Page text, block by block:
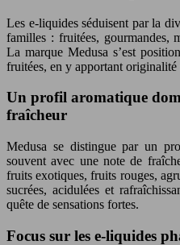
Les e-liquides séduisent par la
familles : fruitées, gourmandes,
La marque Medusa s’est
fruitées, en y apportant originalité
Un profil aromatique
fraîcheur
Medusa se distingue par un
souvent avec une note de
fruits exotiques, fruits rouges,
sucrées, acidulées et
quête de sensations fortes.
Focus sur les e-liquides